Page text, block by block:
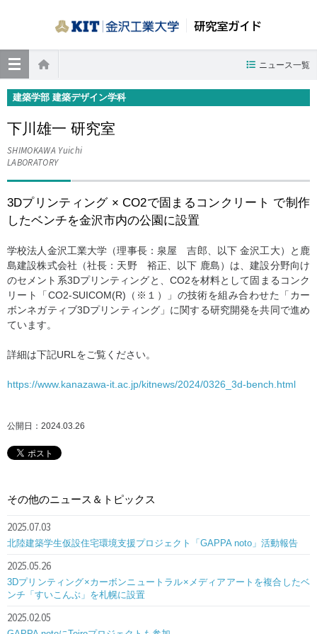
研究室ガイド
ホーム
ニュース一覧
建築学部 建築デザイン学科
下川雄一 研究室
SHIMOKAWA Yuichi
LABORATORY
3Dプリンティング × CO2で固まるコンクリート で制作
したベンチを金沢市内の公園に設置
学校法人金沢工業大学（理事長：泉屋 吉郎、以下 金沢工大）と鹿
島建設株式会社（社長：天野 裕正、以下 鹿島）は、建設分野向け
のセメント系3Dプリンティングと、CO2を材料として固まるコンク
リート「CO2-SUICOM(R)（※１）」の技術を組み合わせた「カー
ボンネガティブ3Dプリンティング」に関する研究開発を共同で進め
ています。
詳細は下記URLをご覧ください。
https://www.kanazawa-it.ac.jp/kitnews/2024/0326_3d-bench.html
公開日：2024.03.26
その他のニュース＆トピックス
2025.07.03
北陸建築学生仮設住宅環境支援プロジェクト「GAPPA noto」活動報告
2025.05.26
3Dプリンティング×カーボンニュートラル×メディアアートを複合したベ
ンチ「すいこんぶ」を札幌に設置
2025.02.05